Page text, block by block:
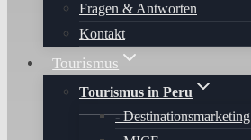
Fragen & Antworten
Kontakt
Tourismus
Tourismus in Peru
Destinationsmarketing